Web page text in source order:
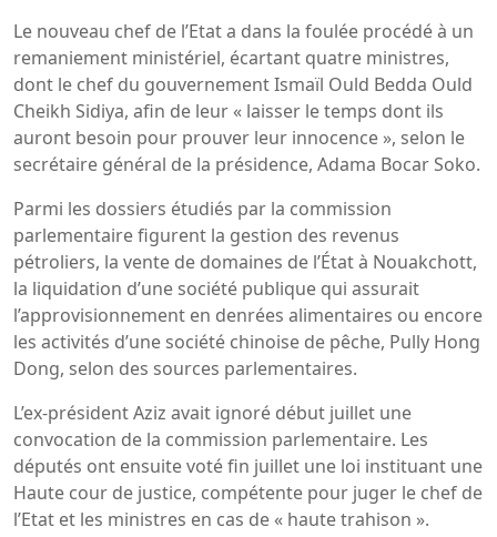
Le nouveau chef de l’Etat a dans la foulée procédé à un
remaniement ministériel, écartant quatre ministres,
dont le chef du gouvernement Ismaïl Ould Bedda Ould
Cheikh Sidiya, afin de leur « laisser le temps dont ils
auront besoin pour prouver leur innocence », selon le
secrétaire général de la présidence, Adama Bocar Soko.
Parmi les dossiers étudiés par la commission
parlementaire figurent la gestion des revenus
pétroliers, la vente de domaines de l’État à Nouakchott,
la liquidation d’une société publique qui assurait
l’approvisionnement en denrées alimentaires ou encore
les activités d’une société chinoise de pêche, Pully Hong
Dong, selon des sources parlementaires.
L’ex-président Aziz avait ignoré début juillet une
convocation de la commission parlementaire. Les
députés ont ensuite voté fin juillet une loi instituant une
Haute cour de justice, compétente pour juger le chef de
l’Etat et les ministres en cas de « haute trahison ».